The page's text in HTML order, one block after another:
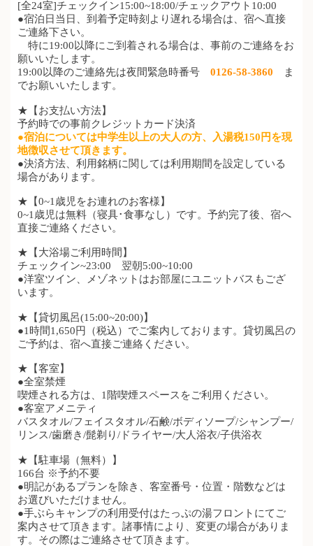
[全24室]チェックイン15:00~18:00/チェックアウト10:00
●宿泊日当日、到着予定時刻より遅れる場合は、宿へ直接
ご連絡下さい。
特に19:00以降にご到着される場合は、事前のご連絡をお
願いいたします。
19:00以降のご連絡先は夜間緊急時番号
0126-58-3860
ま
でお願いいたします。
★【お支払い方法】
予約時での事前クレジットカード決済
●宿泊については中学生以上の大人の方、入湯税150円を現
地徴収させて頂きます。
●決済方法、利用銘柄に関しては利用期間を設定している
場合があります。
★【0~1歳児をお連れのお客様】
0~1歳児は無料（寝具･食事なし）です。予約完了後、宿へ
直接ご連絡ください。
★【大浴場ご利用時間】
チェックイン~23:00 翌朝5:00~10:00
●洋室ツイン、メゾネットはお部屋にユニットバスもござ
います。
★【貸切風呂(15:00~20:00)】
●1時間1,650円（税込）でご案内しております。貸切風呂の
ご予約は、宿へ直接ご連絡ください。
★【客室】
●全室禁煙
喫煙される方は、1階喫煙スペースをご利用ください。
●客室アメニティ
バスタオル/フェイスタオル/石鹸/ボディソープ/シャンプー/
リンス/歯磨き/髭剃り/ドライヤー/大人浴衣/子供浴衣
★【駐車場（無料）】
166台 ※予約不要
●明記があるプランを除き、客室番号・位置・階数などは
お選びいただけません。
●手ぶらキャンプの利用受付はたっぷの湯フロントにてご
案内させて頂きます。諸事情により、変更の場合がありま
す。その際はご連絡させて頂きます。